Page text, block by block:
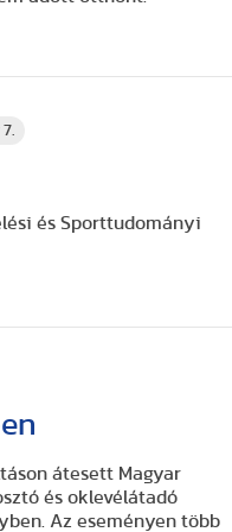
és Sporttudományi
átesett Magyar
és oklevélátadó
Az eseményen több